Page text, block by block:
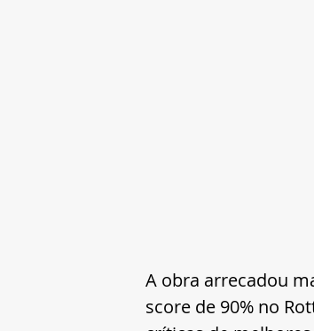
A obra arrecadou
score de 90% no